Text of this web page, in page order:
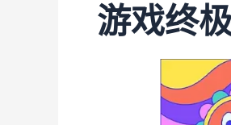
游戏终